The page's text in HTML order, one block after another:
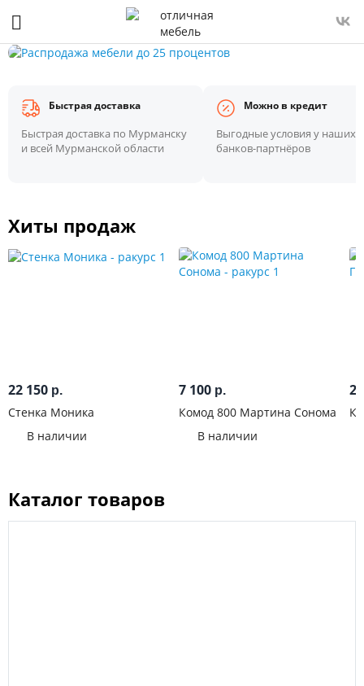
Быстрая доставка
Быстрая доставка по Мурманску
и всей Мурманской области
Можно в кредит
Выгодные условия у наших
банков-партнёров
Хиты продаж
22 150 р.
Стенка Моника
В наличии
7 100 р.
Комод 800 Мартина Сонома
В наличии
Каталог товаров